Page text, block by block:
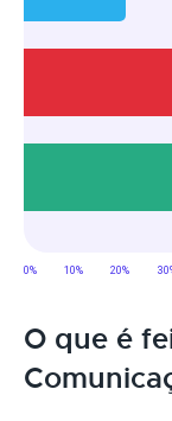
O que é